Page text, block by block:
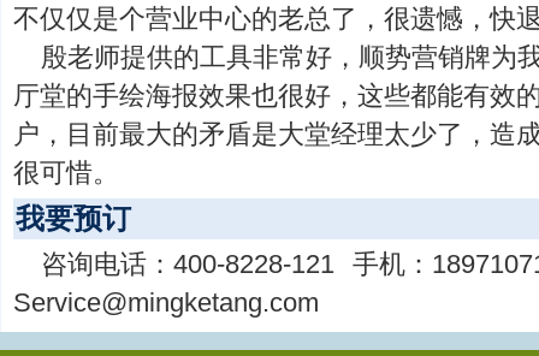
不仅仅是个营业中心的老总了，很遗憾，快
殷老师提供的工具非常好，顺势营销牌为
厅堂的手绘海报效果也很好，这些都能有效
户，目前最大的矛盾是大堂经理太少了，造
很可惜。
我要预订
咨询电话：400-8228-121 手机：
Service@mingketang.com